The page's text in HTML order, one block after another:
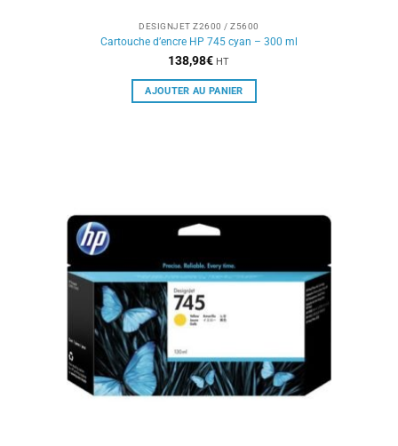
DESIGNJET Z2600 / Z5600
Cartouche d’encre HP 745 cyan – 300 ml
138,98€ HT
AJOUTER AU PANIER